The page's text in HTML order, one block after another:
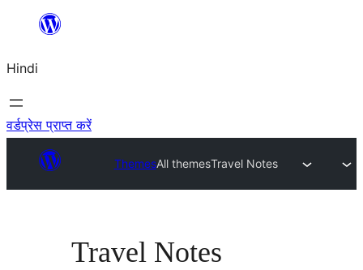
सामग्री
जाएं
Hindi
वर्डप्रेस प्राप्त करें
ThemesAll themesTravel Notes
Travel Notes